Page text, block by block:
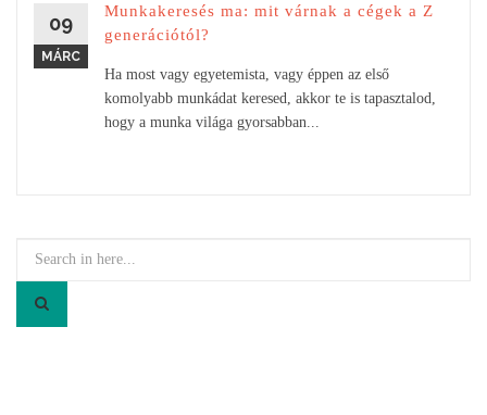
09
MÁRC
Munkakeresés ma: mit várnak a cégek a Z
generációtól?
Ha most vagy egyetemista, vagy éppen az első
komolyabb munkádat keresed, akkor te is tapasztalod,
hogy a munka világa gyorsabban...